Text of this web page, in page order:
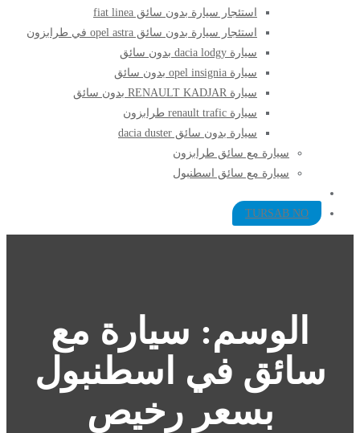
استئجار سيارة بدون سائق fiat linea
استئجار سيارة بدون سائق opel astra في طرابزون
سيارة dacia lodgy بدون سائق
سيارة opel insignia بدون سائق
سيارة RENAULT KADJAR بدون سائق
سيارة renault trafic طرابزون
سيارة بدون سائق dacia duster
سيارة مع سائق طرابزون​
سيارة مع سائق اسطنبول
TURSAB NO
الوسم: سيارة مع
سائق في اسطنبول
بسعر رخيص